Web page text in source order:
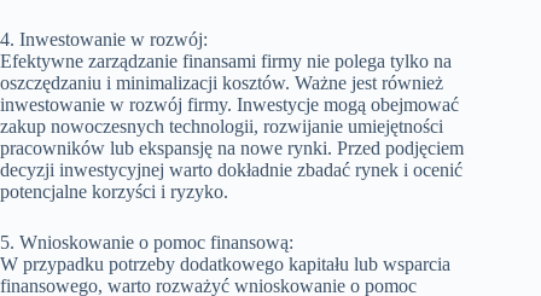
4. Inwestowanie w rozwój:
Efektywne zarządzanie finansami firmy nie polega tylko na
oszczędzaniu i minimalizacji kosztów. Ważne jest również
inwestowanie w rozwój firmy. Inwestycje mogą obejmować
zakup nowoczesnych technologii, rozwijanie umiejętności
pracowników lub ekspansję na nowe rynki. Przed podjęciem
decyzji inwestycyjnej warto dokładnie zbadać rynek i ocenić
potencjalne korzyści i ryzyko.
5. Wnioskowanie o pomoc finansową:
W przypadku potrzeby dodatkowego kapitału lub wsparcia
finansowego, warto rozważyć wnioskowanie o pomoc